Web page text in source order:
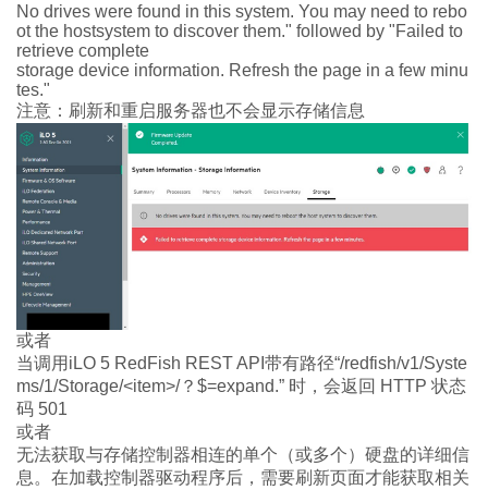
No drives were found in this system. You may need to rebo
ot the hostsystem to discover them." followed by "Failed to
retrieve complete
storage device information. Refresh the page in a few minu
tes."
注意：刷新和重启服务器也不会显示存储信息
或者
当调用 iLO 5 RedFish REST API 带有路径“/redfish/v1/Syste
ms/1/Storage/<item>/？ $=expand.” 时，会返回 HTTP 状态
码501
或者
无法获取与存储控制器相连的单个（或多个）硬盘的详细信
息。在加载控制器驱动程序后，需要刷新页面才能获取相关